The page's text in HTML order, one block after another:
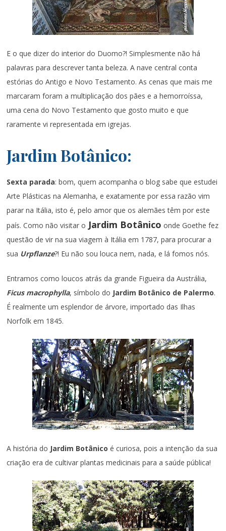
E o que dizer do interior do Duomo?! Simplesmente não há
palavras para descrever tanta beleza. A nave central conta
estórias do Antigo e Novo Testamento. As cenas que mais me
marcaram foram a multiplicação dos pães e a hemorroíssa,
uma cena do Novo Testamento que gosto muito e que
raramente vi representada em igrejas.
Jardim Botânico:
Sexta parada: bom, quem acompanha o blog sabe que estudei
Arte Plásticas na Alemanha, e exatamente por essa razão vim
parar na Itália, isto é, pelo amor que os alemães têm por este
país. Como não visitar o Jardim Botânico onde Goethe fez
questão de vir na sua viagem à Itália em 1787, para procurar a
sua Urpflanze?! Eu não sou louca nem, nada, e lá fomos nós.
Entramos como loucos atrás da grande Figueira da Austrália,
Ficus macrophylla, símbolo do Jardim Botânico de Palermo.
É realmente um esplendor de árvore, importado das Ilhas
Norfolk em 1845.
A história do Jardim Botânico é curiosa, pois a intenção da sua
criação era de cultivar plantas medicinais para a saúde pública!